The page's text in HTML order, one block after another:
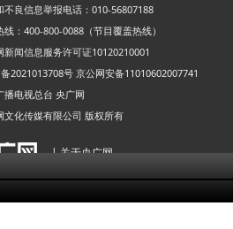
不良信息举报电话：010-56807188
线：400-800-0088（节目覆盖热线）
新闻信息服务许可证10120210001
2021013708号 京公网安备11010602007741
播电视总台 央广网
文化传媒有限公司 版权所有
| 关于央广网